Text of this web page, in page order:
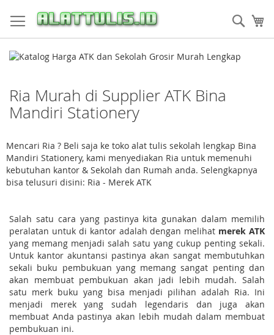
to
Content
Ria Murah di Supplier ATK Bina
Mandiri Stationery
Mencari Ria ? Beli saja ke toko alat tulis sekolah lengkap Bina
Mandiri Stationery, kami menyediakan Ria untuk memenuhi
kebutuhan kantor & Sekolah dan Rumah anda. Selengkapnya
bisa telusuri disini: Ria - Merek ATK
Salah satu cara yang pastinya kita gunakan dalam memilih
peralatan untuk di kantor adalah dengan melihat merek ATK
yang memang menjadi salah satu yang cukup penting sekali.
Untuk kantor akuntansi pastinya akan sangat membutuhkan
sekali buku pembukuan yang memang sangat penting dan
akan membuat pembukuan akan jadi lebih mudah. Salah
satu merk buku yang bisa menjadi pilihan adalah Ria. Ini
menjadi merek yang sudah legendaris dan juga akan
membuat Anda pastinya akan lebih mudah dalam membuat
pembukuan ini.